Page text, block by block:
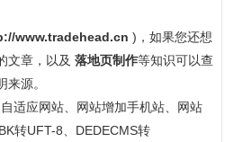
www.tradehead.cn )，如果您还想
文章，以及 落地页制作等知识可以查
源。
适应网站、网站增加手机站、网站
转UFT-8、DEDECMS转